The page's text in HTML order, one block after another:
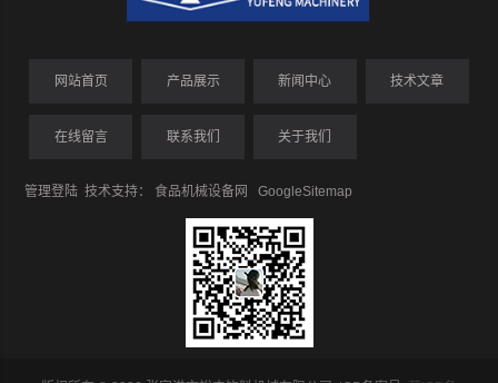
网站首页 产品展示 新闻中心 技术文章
在线留言 联系我们 关于我们
管理登陆 技术支持：食品机械设备网 GoogleSitemap